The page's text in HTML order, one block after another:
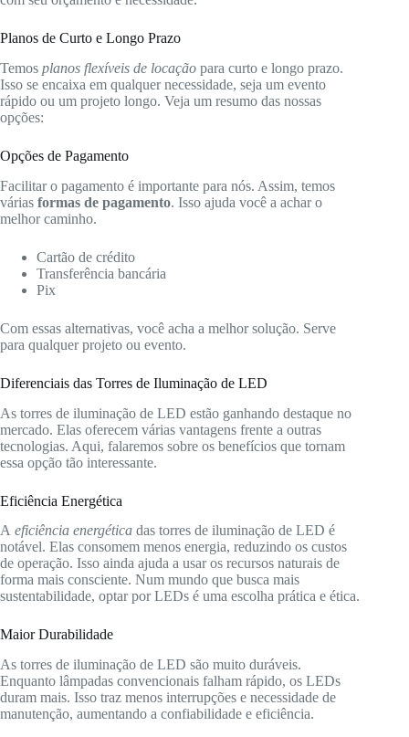
Planos de Curto e Longo Prazo
Temos planos flexíveis de locação para curto e longo prazo.
Isso se encaixa em qualquer necessidade, seja um evento
rápido ou um projeto longo. Veja um resumo das nossas
opções:
Opções de Pagamento
Facilitar o pagamento é importante para nós. Assim, temos
várias formas de pagamento. Isso ajuda você a achar o
melhor caminho.
Cartão de crédito
Transferência bancária
Pix
Com essas alternativas, você acha a melhor solução. Serve
para qualquer projeto ou evento.
Diferenciais das Torres de Iluminação de LED
As torres de iluminação de LED estão ganhando destaque no
mercado. Elas oferecem várias vantagens frente a outras
tecnologias. Aqui, falaremos sobre os benefícios que tornam
essa opção tão interessante.
Eficiência Energética
A eficiência energética das torres de iluminação de LED é
notável. Elas consomem menos energia, reduzindo os custos
de operação. Isso ainda ajuda a usar os recursos naturais de
forma mais consciente. Num mundo que busca mais
sustentabilidade, optar por LEDs é uma escolha prática e ética.
Maior Durabilidade
As torres de iluminação de LED são muito duráveis.
Enquanto lâmpadas convencionais falham rápido, os LEDs
duram mais. Isso traz menos interrupções e necessidade de
manutenção, aumentando a confiabilidade e eficiência.